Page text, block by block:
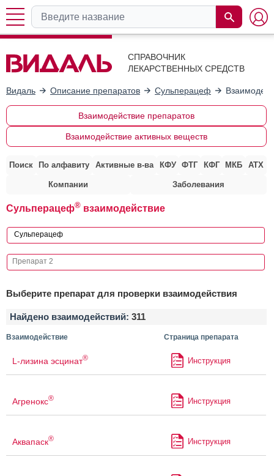
СПРАВОЧНИК
ЛЕКАРСТВЕННЫХ СРЕДСТВ
Видаль Описание препаратов Сульперацеф
Взаимодействие препаратов
Взаимодействие активных веществ
Поиск По алфавиту Активные в-ва КФУ ФТГ КФГ МКБ АТХ
Компании Заболевания
Сульперацеф® взаимодействие
Выберите препарат для проверки взаимодействия
Найдено взаимодействий: 311
Взаимодействие Страница препарата
L-лизина эсцинат® Инструкция
Агренокс® Инструкция
Аквапаск® Инструкция